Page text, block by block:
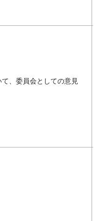
、委員会としての意見